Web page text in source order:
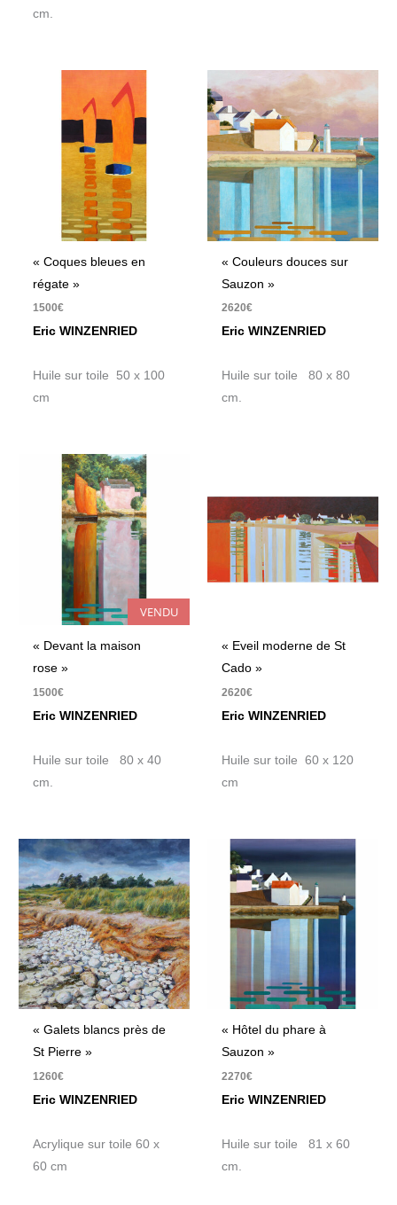
cm.
« Coques bleues en
régate »
1500€
Eric WINZENRIED
Huile sur toile 50 x 100
cm
« Couleurs douces sur
Sauzon »
2620€
Eric WINZENRIED
Huile sur toile 80 x 80
cm.
VENDU
« Devant la maison
rose »
1500€
Eric WINZENRIED
Huile sur toile 80 x 40
cm.
« Eveil moderne de St
Cado »
2620€
Eric WINZENRIED
Huile sur toile 60 x 120
cm
« Galets blancs près de
St Pierre »
1260€
Eric WINZENRIED
Acrylique sur toile 60 x
60 cm
« Hôtel du phare à
Sauzon »
2270€
Eric WINZENRIED
Huile sur toile 81 x 60
cm.